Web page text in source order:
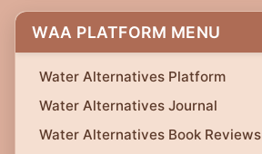
WAA PLATFORM MENU
Water Alternatives Platform
Water Alternatives Journal
Water Alternatives Book Reviews